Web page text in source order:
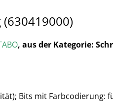
(630419000)
, aus der Kategorie:
Bits mit